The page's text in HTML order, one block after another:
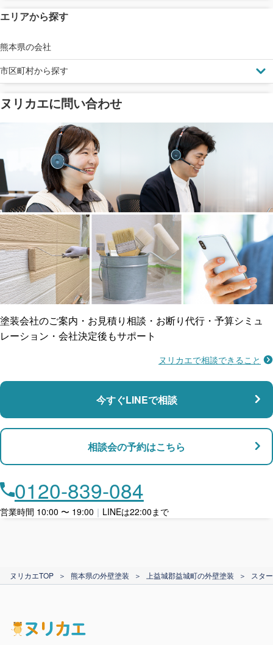
塗料の​品質を​保証
メーカー保証
工事保険
ご近所トラブルに
賠償保険
支払い対応
ローン利用
カード支払い
見えにくい屋根も安心
ドローン診断
省エネ効果
断熱・遮熱塗料対応
雨漏り修繕
防水工事
マンション・アパート対応
店舗・事務所対応
エリアから探す
熊本県の会社
市区町村から探す
ヌリカエに問い合わせ
塗装会社のご案内・お見積り相談・お断り代行・予算シミュ
レーション・会社決定後もサポート
ヌリカエで相談できること
今すぐLINEで相談
相談会の予約はこちら
0120-839-084
営業時間 10:00 〜 19:00 ｜ LINEは22:00まで
ヌリカエTOP ＞ 熊本県の外壁塗装 ＞ 上益城郡益城町の外壁塗装 ＞ スタ